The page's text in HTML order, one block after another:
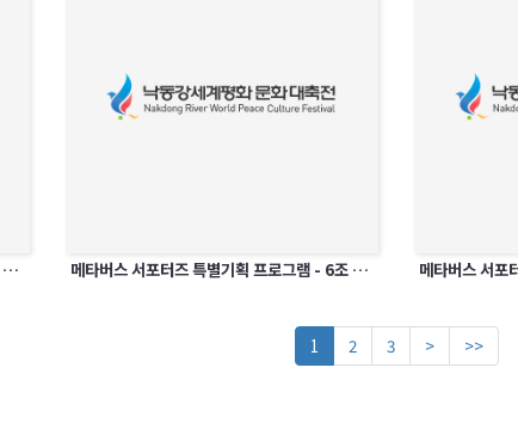
메타버스 서포터즈 특별기획 프로그램 - 6조 칠곡오락관 메타버스 서포터즈 특별기획 프로그램 - 6조 칠곡오락관
1 2 3 > >>